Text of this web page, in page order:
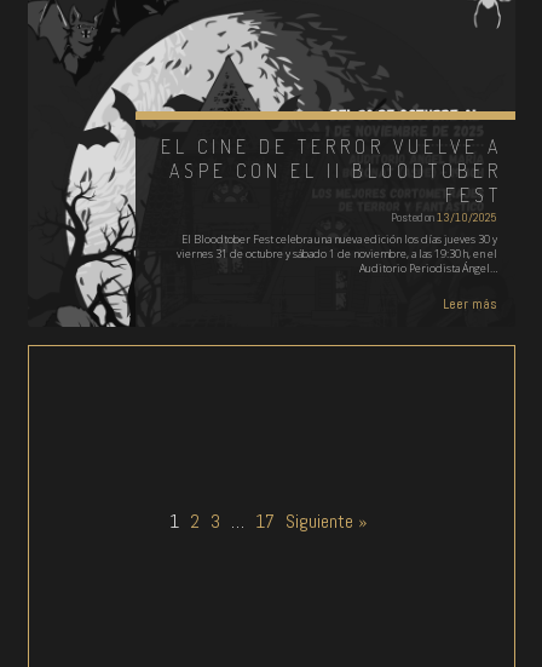
EL CINE DE TERROR VUELVE A
ASPE CON EL II BLOODTOBER
FEST
Posted on13/10/2025
El Bloodtober Fest celebra una nueva edición los días jueves 30 y
viernes 31 de octubre y sábado 1 de noviembre, a las 19:30 h, en el
Auditorio Periodista Ángel…
Leer más
1 2 3 … 17 Siguiente »